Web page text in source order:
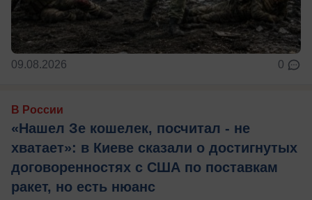
09.08.2026 0
В России
«Нашел Зе кошелек, посчитал - не
хватает»: в Киеве сказали о достигнутых
договоренностях с США по поставкам
ракет, но есть нюанс